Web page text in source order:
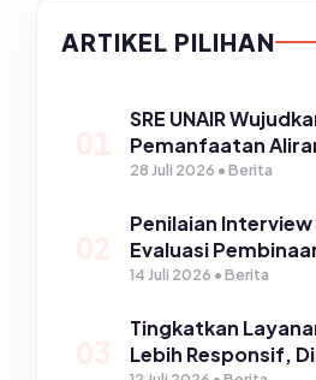
ARTIKEL PILIHAN
SRE UNAIR
Pemanfaatan
PLTPH dalam
28 Juli 2026 • Berita
Penilaian
Evaluasi
Sektoral
14 Juli 2026 • Berita
Tingkatkan
Lebih Responsif,